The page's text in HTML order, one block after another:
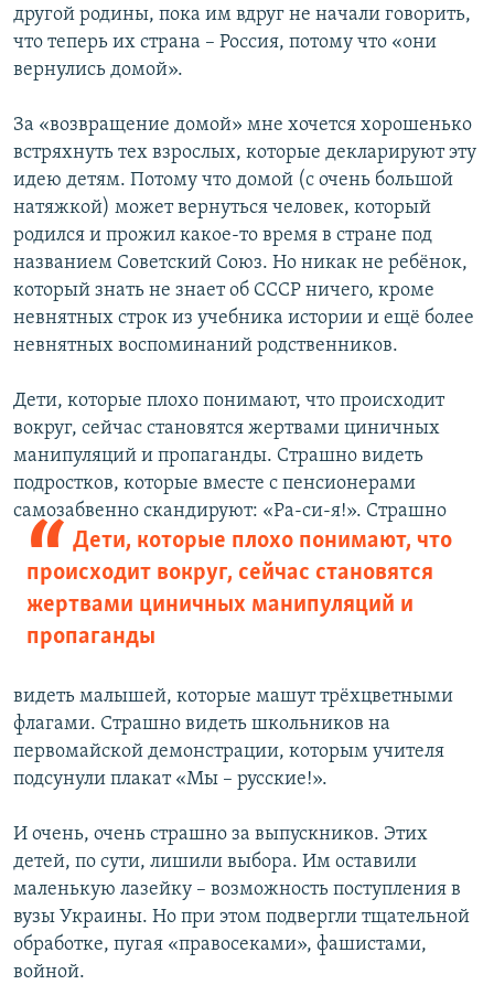
другой родины, пока им вдруг не начали говорить,
что теперь их страна – Россия, потому что «они
вернулись домой».
За «возвращение домой» мне хочется хорошенько
встряхнуть тех взрослых, которые декларируют эту
идею детям. Потому что домой (с очень большой
натяжкой) может вернуться человек, который
родился и прожил какое-то время в стране под
названием Советский Союз. Но никак не ребёнок,
который знать не знает об СССР ничего, кроме
невнятных строк из учебника истории и ещё более
невнятных воспоминаний родственников.
Дети, которые плохо понимают, что происходит
вокруг, сейчас становятся жертвами циничных
манипуляций и пропаганды. Страшно видеть
подростков, которые вместе с пенсионерами
самозабвенно скандируют: «Ра-си-я!». Страшно
Дети, которые плохо понимают, что
происходит вокруг, сейчас становятся
жертвами циничных манипуляций и
пропаганды
видеть малышей, которые машут трёхцветными
флагами. Страшно видеть школьников на
первомайской демонстрации, которым учителя
подсунули плакат «Мы – русские!».
И очень, очень страшно за выпускников. Этих
детей, по сути, лишили выбора. Им оставили
маленькую лазейку – возможность поступления в
вузы Украины. Но при этом подвергли тщательной
обработке, пугая «правосеками», фашистами,
войной.